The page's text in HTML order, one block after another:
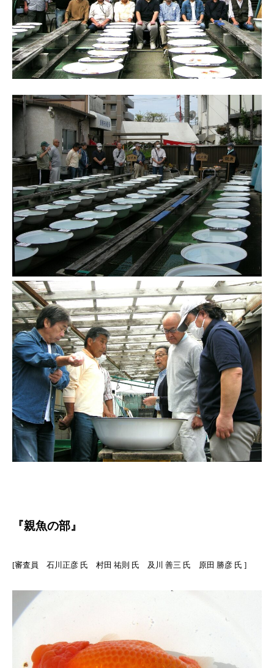
『親魚の部』
[審査員 石川正彦 氏 村田 祐則 氏 及川 善三 氏 原田 勝彦 氏 ]